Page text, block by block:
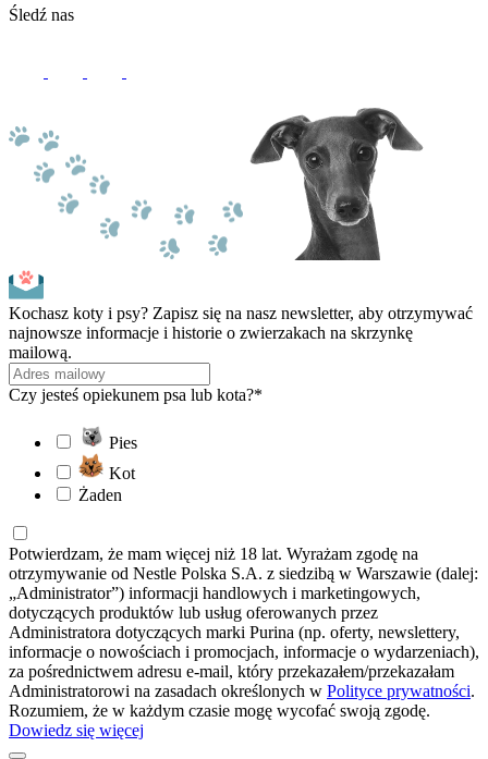
Śledź nas
Kochasz koty i psy? Zapisz się na nasz newsletter, aby otrzymywać
najnowsze informacje i historie o zwierzakach na skrzynkę
mailową.
Czy jesteś opiekunem psa lub kota?*
Pies
Kot
Żaden
Potwierdzam, że mam więcej niż 18 lat. Wyrażam zgodę na
otrzymywanie od Nestle Polska S.A. z siedzibą w Warszawie (dalej:
„Administrator”) informacji handlowych i marketingowych,
dotyczących produktów lub usług oferowanych przez
Administratora dotyczących marki Purina (np. oferty, newslettery,
informacje o nowościach i promocjach, informacje o wydarzeniach),
za pośrednictwem adresu e-mail, który przekazałem/przekazałam
Administratorowi na zasadach określonych w Polityce prywatności.
Rozumiem, że w każdym czasie mogę wycofać swoją zgodę.
Dowiedz się więcej